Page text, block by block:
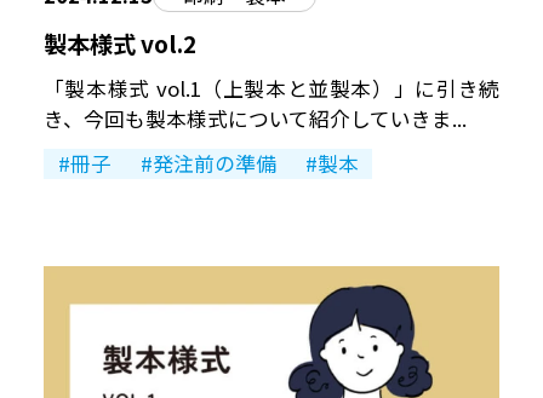
製本様式 vol.2
「製本様式 vol.1（上製本と並製本）」に引き続
き、今回も製本様式について紹介していきま...
冊子
発注前の準備 製本